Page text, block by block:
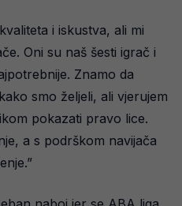
i iskustva, ali mi
Oni su naš šesti igrač i
Znamo da
smo željeli, ali vjerujem
pokazati pravo lice.
a s podrškom navijača